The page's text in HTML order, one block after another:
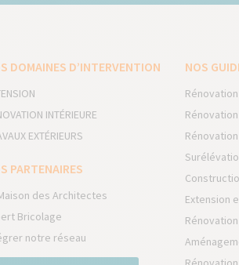
DOMAINES D’INTERVENTION
INTÉRIEURE
EXTÉRIEURS
PARTENAIRES
des Architectes
Bricolage
notre réseau
NOS
Extension